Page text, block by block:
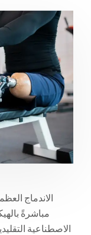
الاندماج
مباشرةً
الاصطناعية